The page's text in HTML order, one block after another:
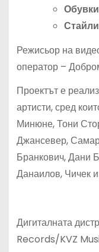
Режисьор на
оператор –
Проектът е
артисти, сред
Минюне, Тони
Джансевер,
Бранкович, Дани
Данаилов, Чичек
Дигиталната
Records/KVZ